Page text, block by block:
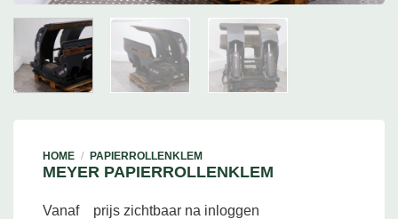
HOME / PAPIERROLLENKLEM
MEYER PAPIERROLLENKLEM
Vanaf prijs zichtbaar na inloggen